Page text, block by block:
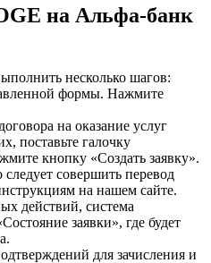
на Альфа-банк
несколько шагов:
формы. Нажмите
на оказание услуг
поставьте галочку
кнопку «Создать заявку».
совершить перевод
на нашем сайте.
действий, система
заявки», где будет
для зачисления и